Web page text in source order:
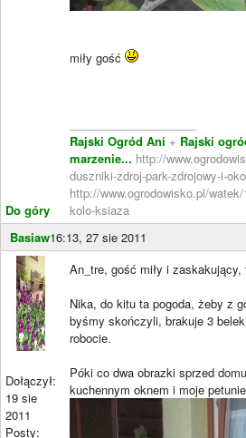
Do góry
miły gość
Rajski Ogród Ani + Rajski
marzenie... http://
duszniki-zdroj-park-zdrojowy-i-
http://www.ogrodowisko.pl/
kolo-ksiaza
Basiaw16:13, 27 sie 2011
Dołączył:
19 sie
2011
Posty:
An_tre, gość miły i
Nika, do kitu ta pogoda, żeby z
byśmy skończyli, brakuje 3
robocie.
Póki co dwa obrazki sprzed
kuchennym oknem i moje